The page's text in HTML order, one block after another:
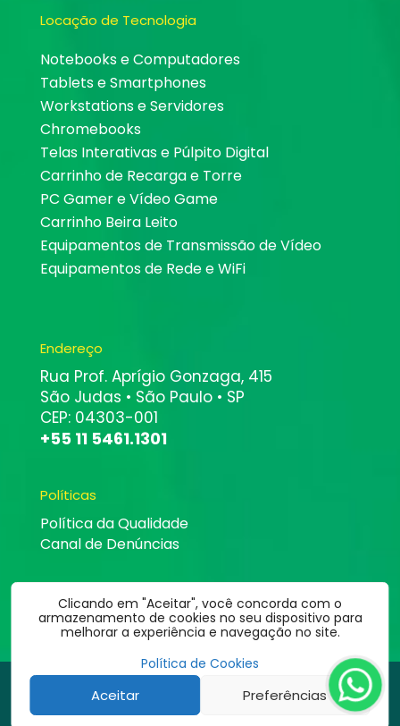
Clicando em "Aceitar", você concorda com o
armazenamento de cookies no seu dispositivo para
melhorar a experiência e navegação no site.
Política de Cookies
Aceitar Preferências
Locação de Tecnologia
Notebooks e Computadores
Tablets e Smartphones
Workstations e Servidores
Chromebooks
Telas Interativas e Púlpito Digital
Carrinho de Recarga e Torre
PC Gamer e Vídeo Game
Carrinho Beira Leito
Equipamentos de Transmissão de Vídeo
Equipamentos de Rede e WiFi
Endereço
Rua Prof. Aprígio Gonzaga, 415
São Judas • São Paulo • SP
CEP: 04303-001
+55 11 5461.1301
Políticas
Política da Qualidade
Canal de Denúncias
© Altbit Informática | Todos os direitos estão reservados.